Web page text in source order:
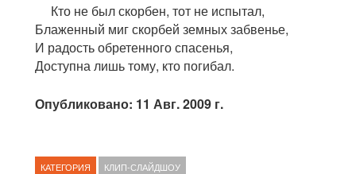
Кто не был скорбен, тот не испытал,
Блаженный миг скорбей земных забвенье,
И радость обретенного спасенья,
Доступна лишь тому, кто погибал.
Опубликовано: 11 Авг. 2009 г.
КАТЕГОРИЯ КЛИП-СЛАЙДШОУ